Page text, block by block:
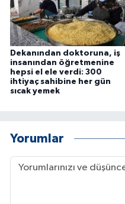
Dekanından doktoruna, iş
insanından öğretmenine
hepsi el ele verdi: 300
ihtiyaç sahibine her gün
sıcak yemek
Yorumlar
YEREL
Yerel Haberler